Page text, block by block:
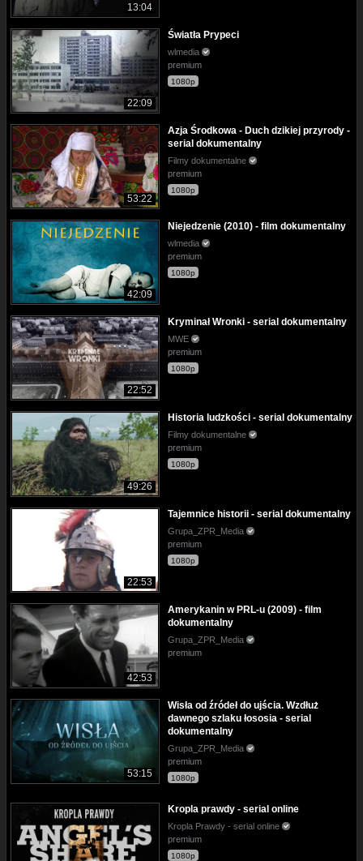
13:04
22:09
Światła Prypeci
wlmedia
premium
1080p
53:22
Azja Środkowa - Duch dzikiej przyrody -
serial dokumentalny
Filmy dokumentalne
premium
1080p
42:09
Niejedzenie (2010) - film dokumentalny
wlmedia
premium
1080p
22:52
Kryminał Wronki - serial dokumentalny
MWE
premium
1080p
49:26
Historia ludzkości - serial dokumentalny
Filmy dokumentalne
premium
1080p
22:53
Tajemnice historii - serial dokumentalny
Grupa_ZPR_Media
premium
1080p
42:53
Amerykanin w PRL-u (2009) - film
dokumentalny
Grupa_ZPR_Media
premium
53:15
Wisła od źródeł do ujścia. Wzdłuż
dawnego szlaku łososia - serial
dokumentalny
Grupa_ZPR_Media
premium
1080p
Kropla prawdy - serial online
Kropla Prawdy - serial online
premium
1080p